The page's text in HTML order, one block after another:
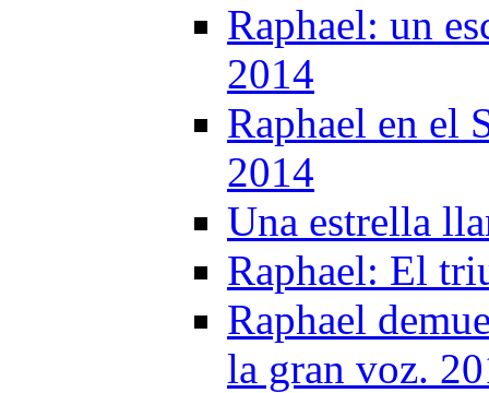
Raphael: un
2014
Raphael en el
2014
Una estrella
Raphael: El
Raphael
la gran voz.